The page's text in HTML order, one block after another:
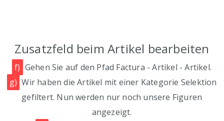
Zusatzfeld beim Artikel bearbeiten
f) Gehen Sie auf den Pfad Factura - Artikel - Artikel.
g) Wir haben die Artikel mit einer Kategorie Selektion
gefiltert. Nun werden nur noch unsere Figuren
angezeigt.